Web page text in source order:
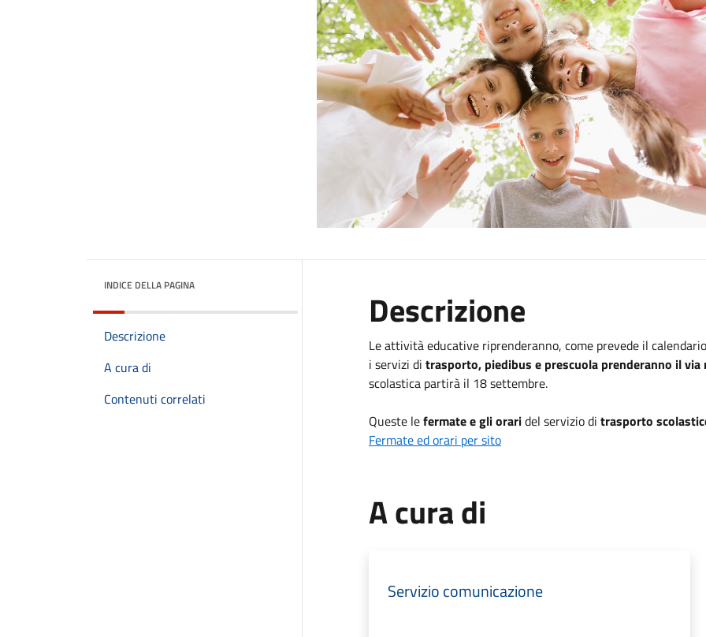
INDICE DELLA PAGINA
Descrizione
A cura di
Contenuti correlati
Descrizione
Le attività educative riprenderanno, come prevede il
i servizi di trasporto, piedibus e prescuola prenderanno il
scolastica partirà il 18 settembre.
Queste lefermate e gli oraridel servizio di trasporto
Fermate ed orari per sito
A cura di
Servizio comunicazione